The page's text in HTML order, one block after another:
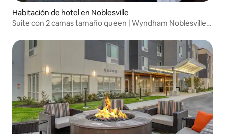
Habitación de hotel en Noblesville
Suite con 2 camas tamaño queen | Wyndham Noblesville |